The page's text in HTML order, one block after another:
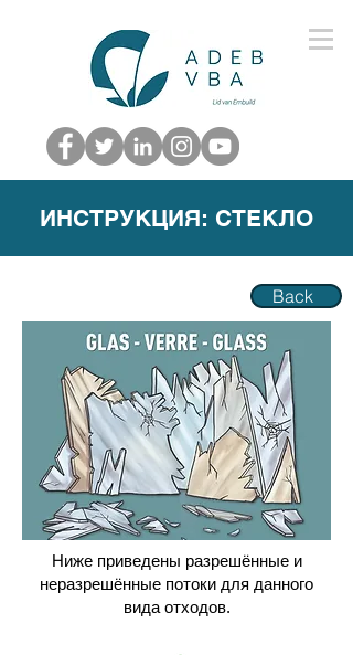
ИНСТРУКЦИЯ: СТЕКЛО
Back
Ниже приведены разрешённые и
неразрешённые потоки для данного
вида отходов.